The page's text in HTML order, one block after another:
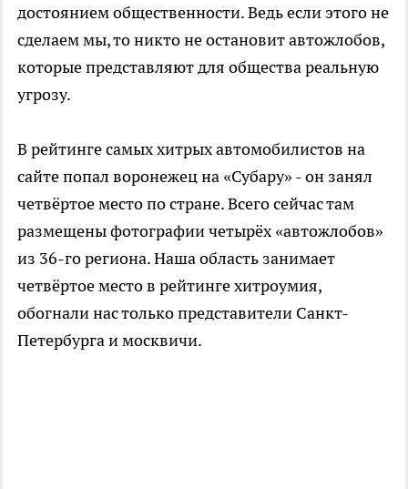
достоянием общественности. Ведь если этого не
сделаем мы, то никто не остановит автожлобов,
которые представляют для общества реальную
угрозу.
В рейтинге самых хитрых автомобилистов на
сайте попал воронежец на «Субару» - он занял
четвёртое место по стране. Всего сейчас там
размещены фотографии четырёх «автожлобов»
из 36-го региона. Наша область занимает
четвёртое место в рейтинге хитроумия,
обогнали нас только представители Санкт-
Петербурга и москвичи.